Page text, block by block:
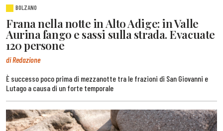
BOLZANO
Frana nella notte in Alto Adige: in Valle
Aurina fango e sassi sulla strada. Evacuate
120 persone
di Redazione
È successo poco prima di mezzanotte tra le frazioni di San Giovanni e
Lutago a causa di un forte temporale